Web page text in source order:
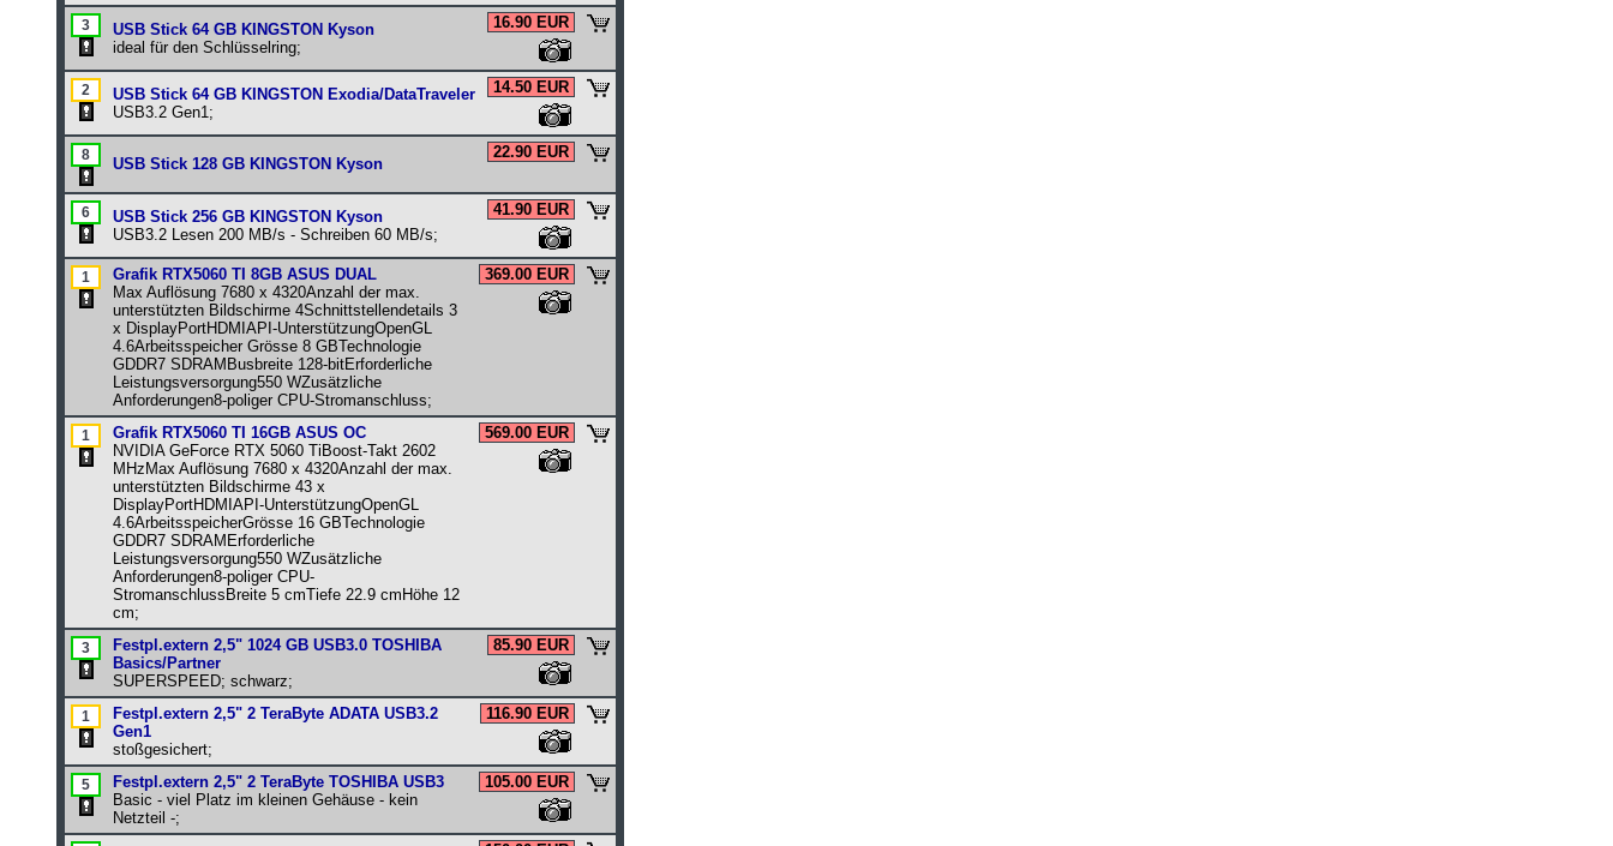
USB Stick 64 GB KINGSTON Kyson
ideal für den Schlüsselring;
16.90 EUR
USB Stick 64 GB KINGSTON Exodia/DataTraveler
USB3.2 Gen1;
14.50 EUR
USB Stick 128 GB KINGSTON Kyson
22.90 EUR
USB Stick 256 GB KINGSTON Kyson
USB3.2 Lesen 200 MB/s - Schreiben 60 MB/s;
41.90 EUR
Grafik RTX5060 TI 8GB ASUS DUAL
Max Auflösung 7680 x 4320Anzahl der max.
unterstützten Bildschirme 4Schnittstellendetails 3
x DisplayPortHDMIAPI-UnterstützungOpenGL
4.6Arbeitsspeicher Grösse 8 GBTechnologie
GDDR7 SDRAMBusbreite 128-bitErforderliche
Leistungsversorgung550 WZusätzliche
Anforderungen8-poliger CPU-Stromanschluss;
369.00 EUR
Grafik RTX5060 TI 16GB ASUS OC
NVIDIA GeForce RTX 5060 TiBoost-Takt 2602
MHzMax Auflösung 7680 x 4320Anzahl der max.
unterstützten Bildschirme 43 x
DisplayPortHDMIAPI-UnterstützungOpenGL
4.6ArbeitsspeicherGrösse 16 GBTechnologie
GDDR7 SDRAMErforderliche
Leistungsversorgung550 WZusätzliche
Anforderungen8-poliger CPU-
StromanschlussBreite 5 cmTiefe 22.9 cmHöhe 12
cm;
569.00 EUR
Festpl.extern 2,5" 1024 GB USB3.0 TOSHIBA
Basics/Partner
SUPERSPEED; schwarz;
85.90 EUR
Festpl.extern 2,5" 2 TeraByte ADATA USB3.2
Gen1
stoßgesichert;
116.90 EUR
Festpl.extern 2,5" 2 TeraByte TOSHIBA USB3
Basic - viel Platz im kleinen Gehäuse - kein
Netzteil -;
105.00 EUR